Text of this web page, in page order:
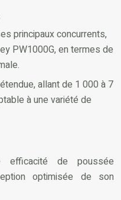
principaux concurrents,
PW1000G, en termes de
allant de 1 000 à 7
à une variété de
de poussée
optimisée de son